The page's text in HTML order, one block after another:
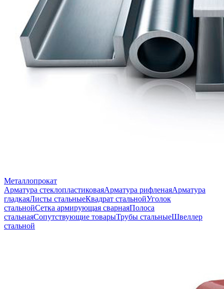
Металлопрокат
Арматура стеклопластиковаяАрматура рифленаяАрматура
гладкаяЛисты стальныеКвадрат стальнойУголок
стальнойСетка армирующая сварнаяПолоса
стальнаяСопутствующие товарыТрубы стальныеШвеллер
стальной